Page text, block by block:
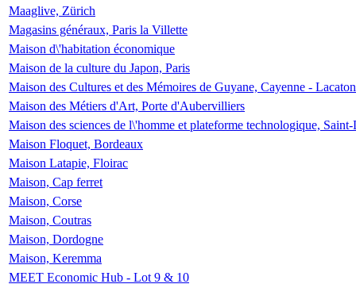
Maaglive, Zürich
Magasins généraux, Paris la Villette
Maison d\'habitation économique
Maison de la culture du Japon, Paris
Maison des Cultures et des Mémoires de Guyane, Cayenne -
Maison des Métiers d'Art, Porte d'Aubervilliers
Maison des sciences de l\'homme et plateforme technologique,
Maison Floquet, Bordeaux
Maison Latapie, Floirac
Maison, Cap ferret
Maison, Corse
Maison, Coutras
Maison, Dordogne
Maison, Keremma
MEET Economic Hub - Lot 9 & 10